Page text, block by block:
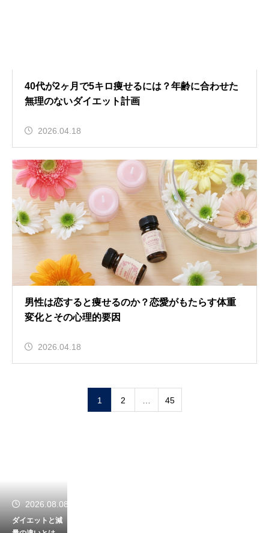
40代が2ヶ月で5キロ痩せるには？年齢に合わせた
無理のないダイエット計画
2026.04.18
男性は恋すると痩せるのか？恋愛がもたらす体重
変化とその心理的要因
2026.04.18
1 2 45
2026.08.08
ダイエットと減